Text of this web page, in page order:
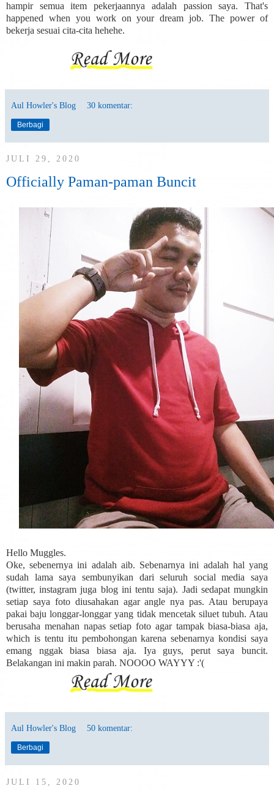
hampir semua item pekerjaannya adalah passion saya. That's
happened when you work on your dream job. The power of
bekerja sesuai cita-cita hehehe.
Aul Howler's Blog 30 komentar:
Berbagi
JULI 29, 2020
Officially Paman-paman Buncit
Hello Muggles.
Oke, sebenernya ini adalah aib. Sebenarnya ini adalah hal yang
sudah lama saya sembunyikan dari seluruh social media saya
(twitter, instagram juga blog ini tentu saja). Jadi sedapat mungkin
setiap saya foto diusahakan agar angle nya pas. Atau berupaya
pakai baju longgar-longgar yang tidak mencetak siluet tubuh. Atau
berusaha menahan napas setiap foto agar tampak biasa-biasa aja,
which is tentu itu pembohongan karena sebenarnya kondisi saya
emang nggak biasa biasa aja. Iya guys, perut saya buncit.
Belakangan ini makin parah. NOOOO WAYYY :'(
Aul Howler's Blog 50 komentar:
Berbagi
JULI 15, 2020